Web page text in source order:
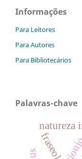
Informações
Para Leitores
Para Autores
Para Bibliotecários
Palavras-chave
natureza